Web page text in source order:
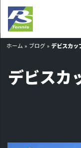
ホーム » ブログ »デビスカッ
デビスカ